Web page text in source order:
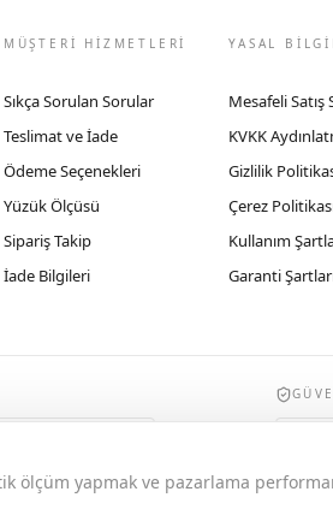
MÜŞTERİ HİZMETLERİ
Sıkça Sorulan Sorular
Teslimat ve İade
Ödeme Seçenekleri
Yüzük Ölçüsü
Sipariş Takip
İade Bilgileri
YASAL
Mesafeli Satış
KVKK
Gizlilik
Çerez
Kullanım
Garanti
ölçüm yapmak ve pazarlama